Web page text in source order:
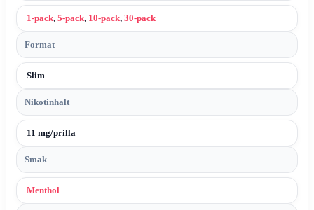
1-pack, 5-pack, 10-pack, 30-pack
Format
Slim
Nikotinhalt
11 mg/prilla
Smak
Menthol